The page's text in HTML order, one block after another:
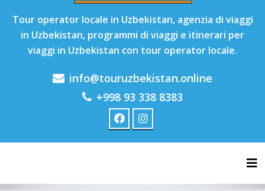
Tour operator locale in Uzbekistan, agenzia di viaggi
in Uzbekistan, programmi di viaggi e itinerari per
viaggi in Uzbekistan con tour operator locale.
info@touruzbekistan.online
+998 93 338 8383